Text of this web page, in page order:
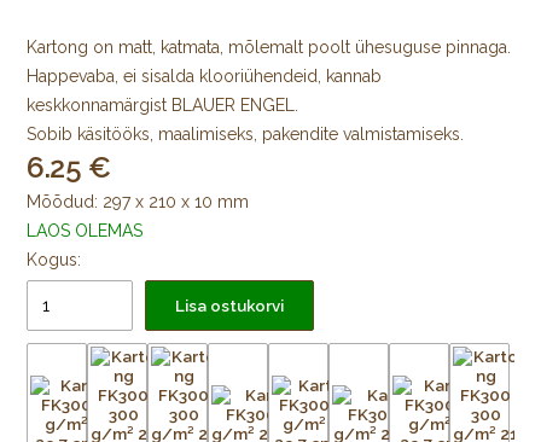
Kartong on matt, katmata, mõlemalt poolt ühesuguse pinnaga.
Happevaba, ei sisalda klooriühendeid, kannab
keskkonnamärgist BLAUER ENGEL.
Sobib käsitööks, maalimiseks, pakendite valmistamiseks.
6.25
Mõõdud: 297 x 210 x 10 mm
LAOS OLEMAS
Kogus:
Lisa ostukorvi